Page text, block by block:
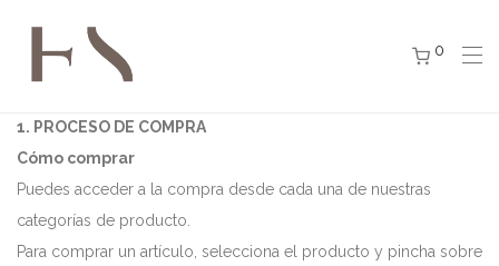
0
1. PROCESO DE COMPRA
Cómo comprar
Puedes acceder a la compra desde cada una de nuestras
categorías de producto.
Para comprar un artículo, selecciona el producto y pincha sobre